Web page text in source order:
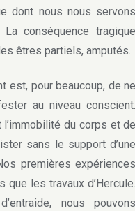
dont nous nous servons
conséquence tragique
êtres partiels, amputés.
est, pour beaucoup, de ne
au niveau conscient.
du corps et de
sans le support d’une
premières expériences
les travaux d’Hercule.
nous pouvons